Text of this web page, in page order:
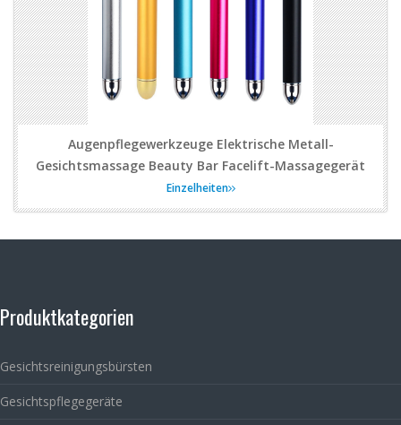
Augenpflegewerkzeuge Elektrische Metall-
Gesichtsmassage Beauty Bar Facelift-Massagegerät
Einzelheiten
Produktkategorien
Gesichtsreinigungsbürsten
Gesichtspflegegeräte